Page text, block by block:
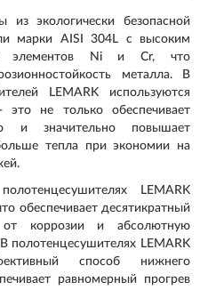
из экологически безопасной
марки AISI 304L с высоким
элементов Ni и Cr, что
металла. В
LEMARK используются
не только обеспечивает
и значительно повышает
тепла при экономии на
LEMARK
обеспечивает десятикратный
от коррозии и абсолютную
полотенцесушителях LEMARK
способ нижнего
равномерный прогрев